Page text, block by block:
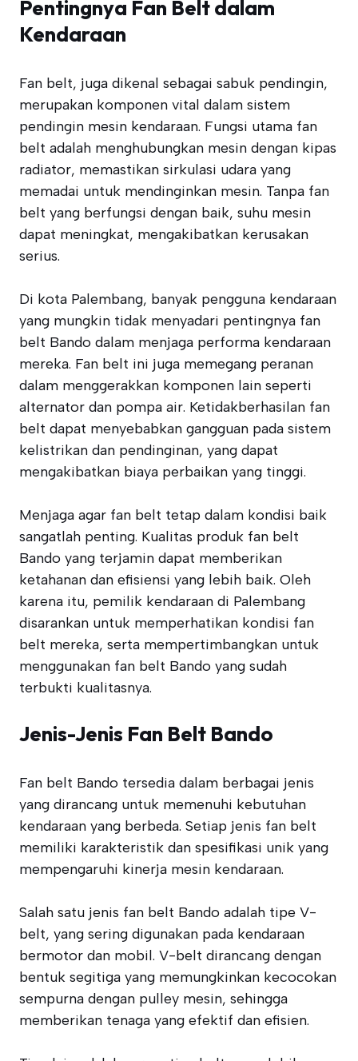
Pentingnya Fan Belt dalam
Kendaraan
Fan belt, juga dikenal sebagai sabuk pendingin,
merupakan komponen vital dalam sistem
pendingin mesin kendaraan. Fungsi utama fan
belt adalah menghubungkan mesin dengan kipas
radiator, memastikan sirkulasi udara yang
memadai untuk mendinginkan mesin. Tanpa fan
belt yang berfungsi dengan baik, suhu mesin
dapat meningkat, mengakibatkan kerusakan
serius.
Di kota Palembang, banyak pengguna kendaraan
yang mungkin tidak menyadari pentingnya fan
belt Bando dalam menjaga performa kendaraan
mereka. Fan belt ini juga memegang peranan
dalam menggerakkan komponen lain seperti
alternator dan pompa air. Ketidakberhasilan fan
belt dapat menyebabkan gangguan pada sistem
kelistrikan dan pendinginan, yang dapat
mengakibatkan biaya perbaikan yang tinggi.
Menjaga agar fan belt tetap dalam kondisi baik
sangatlah penting. Kualitas produk fan belt
Bando yang terjamin dapat memberikan
ketahanan dan efisiensi yang lebih baik. Oleh
karena itu, pemilik kendaraan di Palembang
disarankan untuk memperhatikan kondisi fan
belt mereka, serta mempertimbangkan untuk
menggunakan fan belt Bando yang sudah
terbukti kualitasnya.
Jenis-Jenis Fan Belt Bando
Fan belt Bando tersedia dalam berbagai jenis
yang dirancang untuk memenuhi kebutuhan
kendaraan yang berbeda. Setiap jenis fan belt
memiliki karakteristik dan spesifikasi unik yang
mempengaruhi kinerja mesin kendaraan.
Salah satu jenis fan belt Bando adalah tipe V-
belt, yang sering digunakan pada kendaraan
bermotor dan mobil. V-belt dirancang dengan
bentuk segitiga yang memungkinkan kecocokan
sempurna dengan pulley mesin, sehingga
memberikan tenaga yang efektif dan efisien.